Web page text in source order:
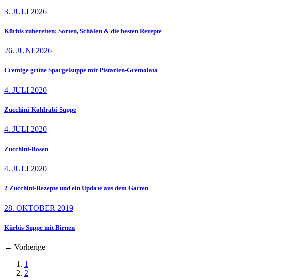
3. JULI 2026
Kürbis zubereiten: Sorten, Schälen & die besten Rezepte
26. JUNI 2026
Cremige grüne Spargelsuppe mit Pistazien-Gremolata
4. JULI 2020
Zucchini-Kohlrabi-Suppe
4. JULI 2020
Zucchini-Rosen
4. JULI 2020
2 Zucchini-Rezepte und ein Update aus dem Garten
28. OKTOBER 2019
Kürbis-Suppe mit Birnen
← Vorherige
1
2